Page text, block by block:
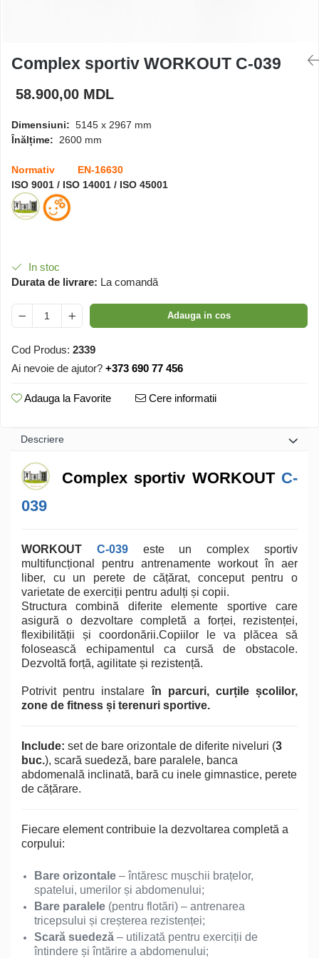
Mese și bănci pentru copii
Echipamente pentru
grădinițe
Complex sportiv WORKOUT C-039
58.900,00 MDL
Dimensiuni: 5145 x 2967 mm
Înălțime: 2600 mm
Normativ EN-16630
ISO 9001 / ISO 14001 / ISO 45001
In stoc
Durata de livrare: La comandă
Adauga in cos
Cod Produs: 2339
Ai nevoie de ajutor? +373 690 77 456
Adauga la Favorite Cere informatii
Descriere
Complex sportiv WORKOUT C-
039
WORKOUT C-039este un complex sportiv
multifuncțional pentru antrenamente workout în aer
liber, cu un perete de cățărat, conceput pentru o
varietate de exerciții pentru adulți și copii.
Structura combină diferite elemente sportive care
asigură o dezvoltare completă a forței, rezistenței,
flexibilității și coordonării.Copiilor le va plăcea să
folosească echipamentul ca cursă de obstacole.
Dezvoltă forță, agilitate și rezistență.
Potrivit pentru instalareîn parcuri, curțile școlilor,
zone de fitness și terenuri sportive.
Include: set de bare orizontale de diferite niveluri (3
buc.), scară suedeză, bare paralele, banca
abdomenală inclinată, bară cu inele gimnastice, perete
de cățărare.
Fiecare element contribuie la dezvoltarea completă a
corpului:
Bare orizontale – întăresc mușchii brațelor,
spatelui, umerilor și abdomenului;
Bare paralele (pentru flotări) – antrenarea
tricepsului și creșterea rezistenței;
Scară suedeză – utilizată pentru exerciții de
întindere și întărire a abdomenului;